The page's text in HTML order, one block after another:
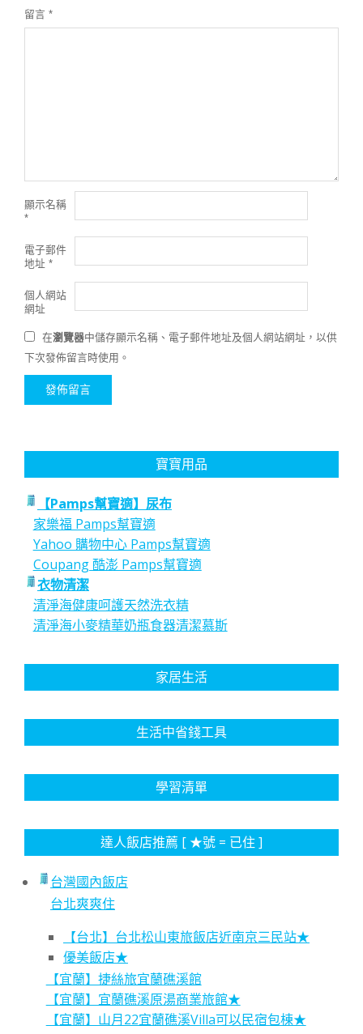
留言 *
顯示名稱
*
電子郵件
地址 *
個人網站
網址
在瀏覽器中儲存顯示名稱、電子郵件地址及個人網站網址，以供
下次發佈留言時使用。
寶寶用品
【Pamps幫寶適】尿布
家樂福 Pamps幫寶適
Yahoo 購物中心 Pamps幫寶適
Coupang 酷澎 Pamps幫寶適
衣物清潔
清淨海健康呵護天然洗衣精
清淨海小麥精華奶瓶食器清潔慕斯
家居生活
生活中省錢工具
學習清單
達人飯店推薦 [ ★號 = 已住 ]
台灣國內飯店
台北爽爽住
【台北】台北松山東旅飯店近南京三民站★
優美飯店★
【宜蘭】捷絲旅宜蘭礁溪館
【宜蘭】宜蘭礁溪原湯商業旅館★
【宜蘭】山月22宜蘭礁溪Villa可以民宿包棟★